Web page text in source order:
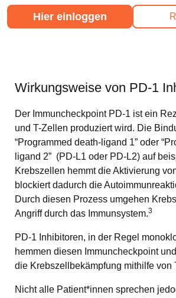
Hier einloggen
Wirkungsweise von PD-1
Der Immuncheckpoint PD-1 ist ein
und T-Zellen produziert wird. Die
“Programmed death-ligand 1” oder
ligand 2” (PD-L1 oder PD-L2) auf
Krebszellen hemmt die Aktivierung
blockiert dadurch die
Durch diesen Prozess umgehen
Angriff durch das Immunsystem.3
PD-1 Inhibitoren, in der Regel
hemmen diesen Immuncheckpoint
die Krebszellbekämpfung mithilfe von
Nicht alle Patient*innen sprechen